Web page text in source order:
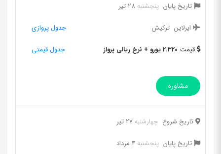
تاریخ پایان پنجشنبه 28 تیر
ایرلاین ترکیش جدول پروازی
قیمت 2.320 یورو + نرخ ریالی پرواز جدول قیمتی
مشاوره
تاریخ شروع چهارشنبه 27 تیر
تاریخ پایان پنجشنبه 4 مرداد